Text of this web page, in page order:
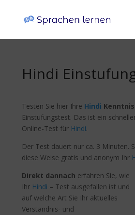
Hindi
Testen Sie hier Ihre Hindi
Einstufungstest. Das ist ein
Online-Test für Hindi.
Der Test dauert nur ca. 3 Minuten.
diese Weise gratis und anonym Ihr
Direkt dannach erfahren Sie, wie
Ihr Hindi – Test ausgefallen ist und
auf welche Art Sie Ihr aktuelles
Verständnis- und